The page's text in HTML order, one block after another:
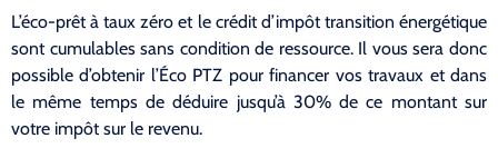
L’éco-prêt à taux zéro et le crédit d’impôt transition énergétique
sont cumulables sans condition de ressource. Il vous sera donc
possible d’obtenir l’Éco PTZ pour financer vos travaux et dans
le même temps de déduire jusqu’à 30% de ce montant sur
votre impôt sur le revenu.